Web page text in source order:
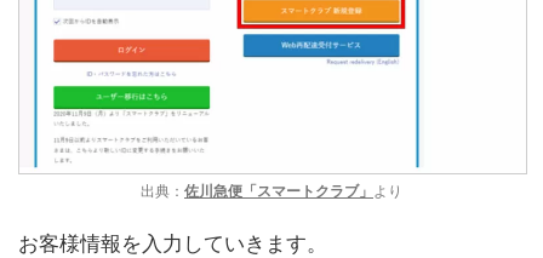
出典： 佐川急便「スマートクラブ」 より
お客様情報を入力していきます。